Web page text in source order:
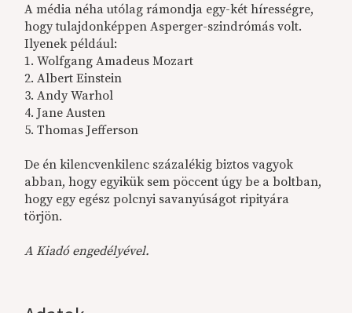
A média néha utólag rámondja egy-két hírességre,
hogy tulajdonképpen Asperger-szindrómás volt.
Ilyenek például:
1. Wolfgang Amadeus Mozart
2. Albert Einstein
3. Andy Warhol
4. Jane Austen
5. Thomas Jefferson
De én kilencvenkilenc százalékig biztos vagyok
abban, hogy egyikük sem pöccent úgy be a boltban,
hogy egy egész polcnyi savanyúságot ripityára
törjön.
A Kiadó engedélyével.